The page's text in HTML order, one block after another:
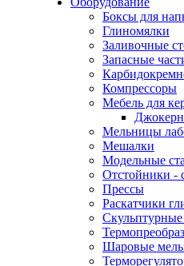
Боксы для
Глиномялки
Заливочные
Запасные
Компрессоры
Мебель для
Мельницы
Мешалки
Модельные
Отстойники -
Прессы
Раскатчики
Скульптурные
Шаровые